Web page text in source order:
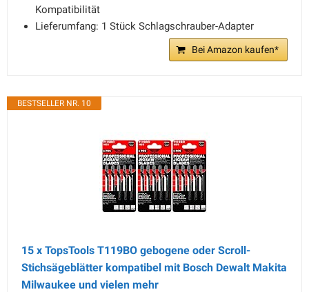
Kompatibilität
Lieferumfang: 1 Stück Schlagschrauber-Adapter
Bei Amazon kaufen*
BESTSELLER NR. 10
15 x TopsTools T119BO gebogene oder Scroll-
Stichsägeblätter kompatibel mit Bosch Dewalt Makita
Milwaukee und vielen mehr